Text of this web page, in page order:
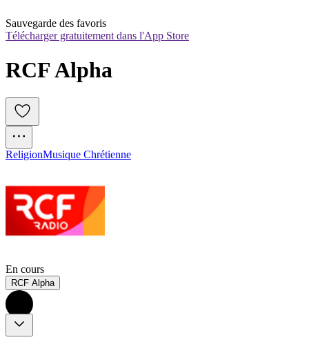
Sauvegarde des favoris
Télécharger gratuitement dans l'App Store
RCF Alpha
ReligionMusique Chrétienne
En cours
RCF Alpha